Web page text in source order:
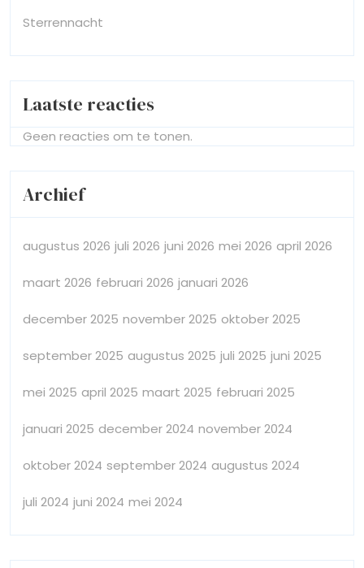
Sterrennacht
Laatste reacties
Geen reacties om te tonen.
Archief
augustus 2026 juli 2026 juni 2026 mei 2026 april 2026
maart 2026 februari 2026 januari 2026
december 2025 november 2025 oktober 2025
september 2025 augustus 2025 juli 2025 juni 2025
mei 2025 april 2025 maart 2025 februari 2025
januari 2025 december 2024 november 2024
oktober 2024 september 2024 augustus 2024
juli 2024 juni 2024 mei 2024